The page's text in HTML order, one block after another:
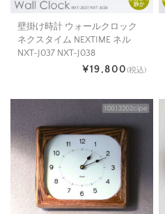
壁掛け時計 ウォールクロック
ネクスタイム NEXTIME ネル
NXT-J037 NXT-J038
¥19,800(税込)